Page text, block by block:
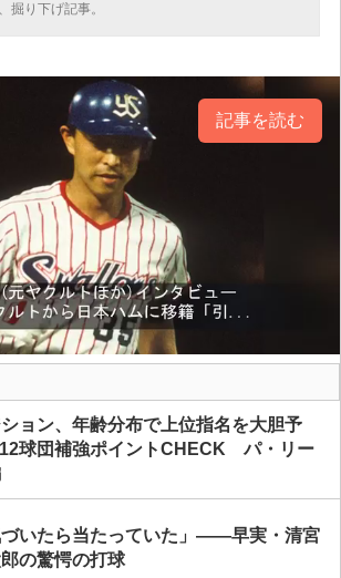
掘り下げ記事。
記事を読む
ョン、年齢分布で上位指名を大胆予
球団補強ポイントCHECK パ・リー
づいたら当たっていた」――早実・清宮
の驚愕の打球